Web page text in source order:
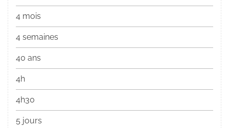
4 mois
4 semaines
40 ans
4h
4h30
5 jours